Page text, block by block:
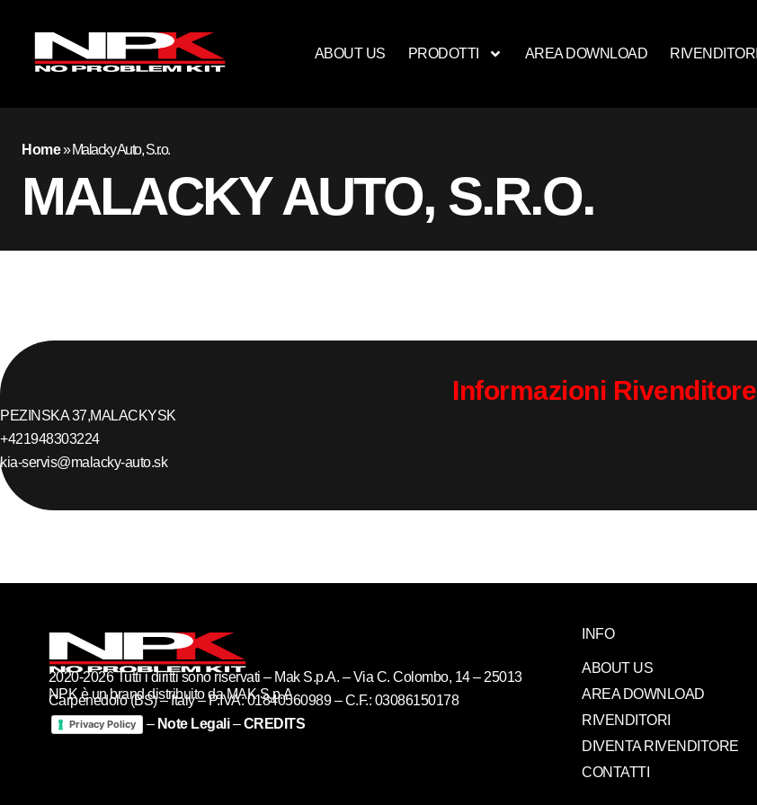
ABOUT US PRODOTTI AREA DOWNLOAD RIVENDITORI
Home»Malacky Auto, S.r.o.
MALACKY AUTO, S.R.O.
Informazioni Rivenditore
PEZINSKA 37,MALACKYSK
+421948303224
kia-servis@malacky-auto.sk
NPK è un brand distribuito da MAK S.p.A
2020-2026 Tutti i diritti sono riservati – Mak S.p.A. – Via C. Colombo, 14 – 25013
Carpenedolo (BS) – Italy – P.IVA: 01840560989 – C.F.: 03086150178
Privacy Policy – Note Legali–CREDITS
INFO
ABOUT US
AREA DOWNLOAD
RIVENDITORI
DIVENTA RIVENDITORE
CONTATTI